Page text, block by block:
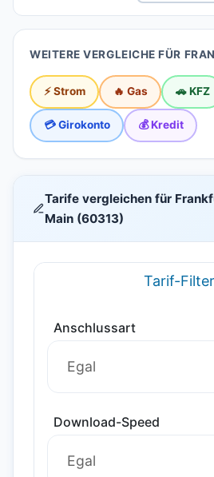
WEITERE VERGLEICHE FÜR
⚡ Strom 🔥 Gas 🚗 KFZ
💳 Girokonto 💰 Kredit
Tarife vergleichen für
Main (60313)